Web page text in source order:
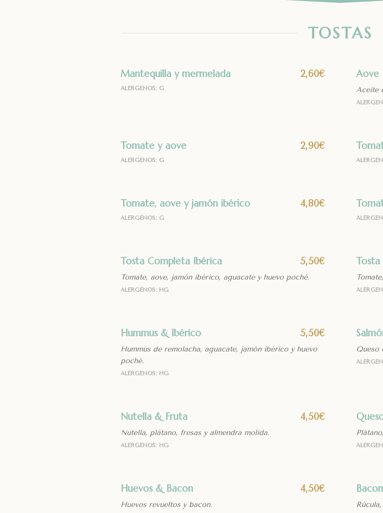
TOSTAS
Mantequilla y mermelada 2,60€
ALÉRGENOS: G
Aove
Aceite
Tomate y aove 2,90€
ALÉRGENOS: G
Tomate, aove y jamón ibérico 4,80€
ALÉRGENOS: G
Tosta Completa Ibérica 5,50€
Tomate, aove, jamón ibérico, aguacate y huevo poché.
ALÉRGENOS: HG
Tosta
Hummus & Ibérico 5,50€
Hummus de remolacha, aguacate, jamón ibérico y huevo
poché.
ALÉRGENOS: HG
Queso
Nutella & Fruta 4,50€
Nutella, plátano, fresas y almendra molida.
ALÉRGENOS: HG
Huevos & Bacon 4,50€
Huevos revueltos y bacon.